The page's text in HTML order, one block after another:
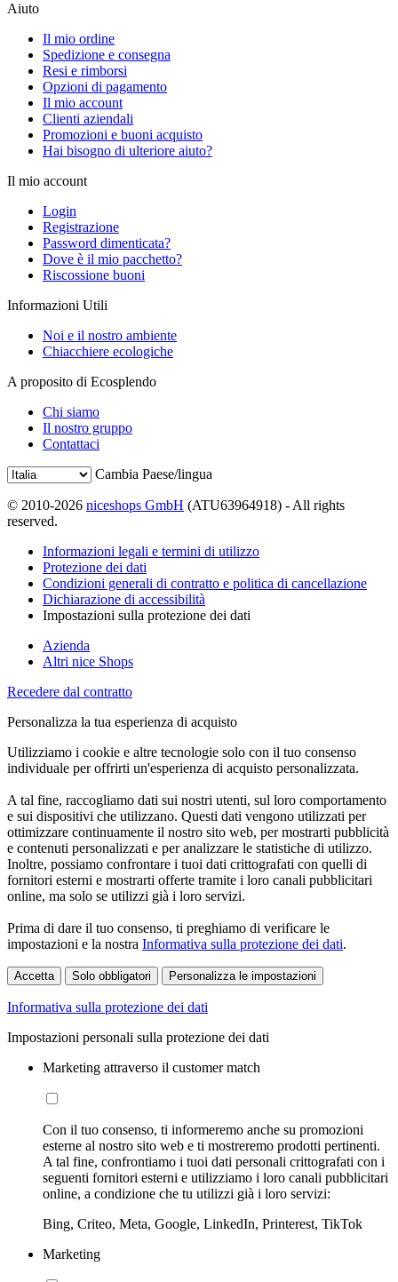
Aiuto
Il mio ordine
Spedizione e consegna
Resi e rimborsi
Opzioni di pagamento
Il mio account
Clienti aziendali
Promozioni e buoni acquisto
Hai bisogno di ulteriore aiuto?
Il mio account
Login
Registrazione
Password dimenticata?
Dove è il mio pacchetto?
Riscossione buoni
Informazioni Utili
Noi e il nostro ambiente
Chiacchiere ecologiche
A proposito di Ecosplendo
Chi siamo
Il nostro gruppo
Contattaci
Cambia Paese/lingua
© 2010-2026 niceshops GmbH (ATU63964918) - All rights
reserved.
Informazioni legali e termini di utilizzo
Protezione dei dati
Condizioni generali di contratto e politica di cancellazione
Dichiarazione di accessibilità
Impostazioni sulla protezione dei dati
Azienda
Altri nice Shops
Recedere dal contratto
Personalizza la tua esperienza di acquisto
Utilizziamo i cookie e altre tecnologie solo con il tuo consenso
individuale per offrirti un'esperienza di acquisto personalizzata.
A tal fine, raccogliamo dati sui nostri utenti, sul loro comportamento
e sui dispositivi che utilizzano. Questi dati vengono utilizzati per
ottimizzare continuamente il nostro sito web, per mostrarti pubblicità
e contenuti personalizzati e per analizzare le statistiche di utilizzo.
Inoltre, possiamo confrontare i tuoi dati crittografati con quelli di
fornitori esterni e mostrarti offerte tramite i loro canali pubblicitari
online, ma solo se utilizzi già i loro servizi.
Prima di dare il tuo consenso, ti preghiamo di verificare le
impostazioni e la nostra Informativa sulla protezione dei dati.
Accetta Solo obbligatori Personalizza le impostazioni
Informativa sulla protezione dei dati
Impostazioni personali sulla protezione dei dati
Marketing attraverso il customer match
Con il tuo consenso, ti informeremo anche su promozioni
esterne al nostro sito web e ti mostreremo prodotti pertinenti.
A tal fine, confrontiamo i tuoi dati personali crittografati con i
seguenti fornitori esterni e utilizziamo i loro canali pubblicitari
online, a condizione che tu utilizzi già i loro servizi:
Bing, Criteo, Meta, Google, LinkedIn, Printerest, TikTok
Marketing